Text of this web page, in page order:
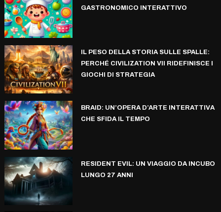
GASTRONOMICO INTERATTIVO
IL PESO DELLA STORIA SULLE SPALLE:
PERCHÉ CIVILIZATION VII RIDEFINISCE I
GIOCHI DI STRATEGIA
BRAID: UN’OPERA D’ARTE INTERATTIVA
CHE SFIDA IL TEMPO
RESIDENT EVIL: UN VIAGGIO DA INCUBO
LUNGO 27 ANNI